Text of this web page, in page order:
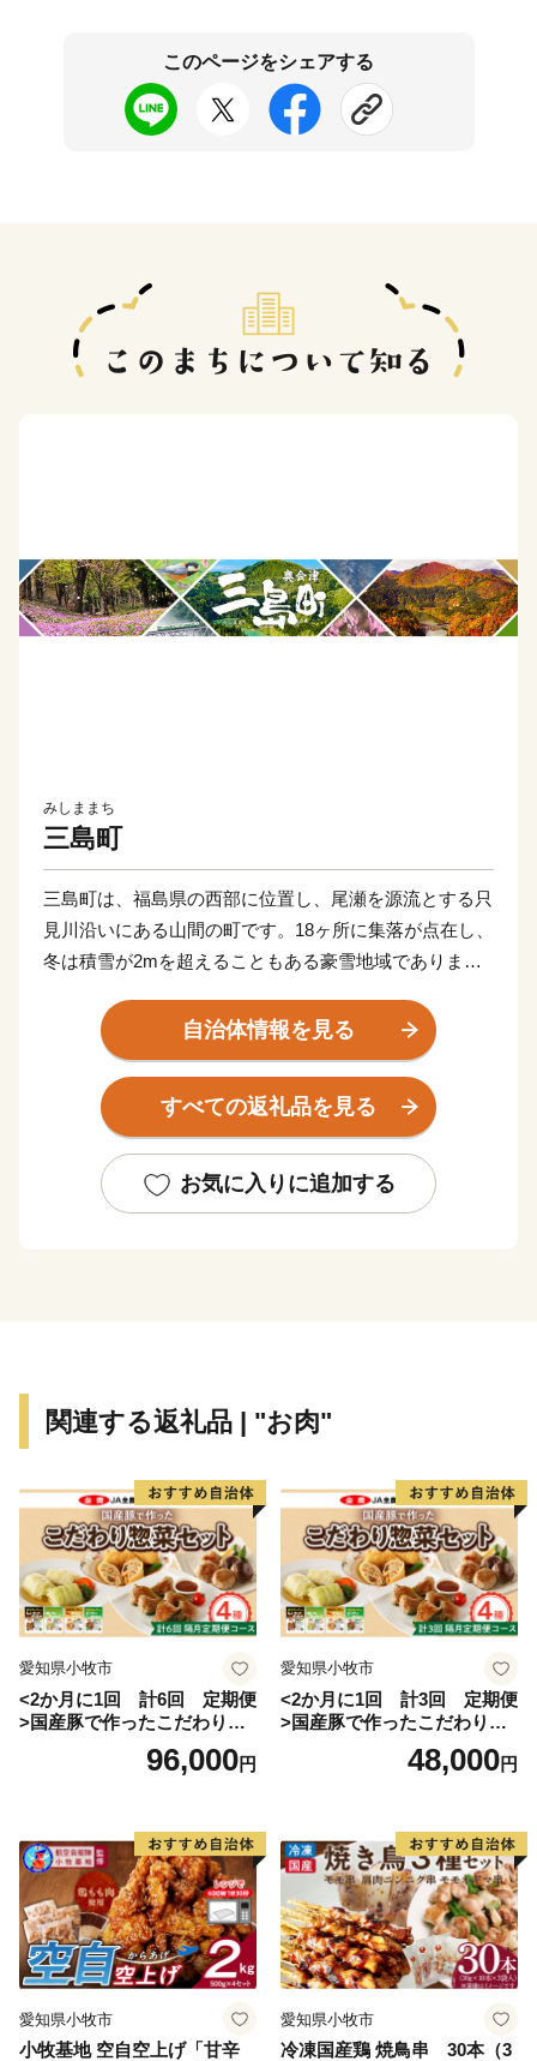
このページをシェアする
みしままち
三島町
三島町は、福島県の西部に位置し、尾瀬を源流とする只
見川沿いにある山間の町です。18ヶ所に集落が点在し、
冬は積雪が2mを超えることもある豪雪地域でありま
古くから「会津桐」の産地として知られ、町内随所に
植えられており、春には一斉に薄紫の花を咲かせます。
また只見川に沿ってJR只見線が走り、渓谷と鉄道が織
雪国ならではの民具作りの知恵や、暮らしに根付く民
自治体情報を見る
すべての返礼品を見る
お気に入りに追加する
関連する返礼品 | "お肉"
愛知県小牧市
<2か月に1回 計6回 定期便
>国産豚で作ったこだわり惣
96,000円
愛知県小牧市
<2か月に1回 計3回 定期便
>国産豚で作ったこだわり惣
48,000円
愛知県小牧市
小牧基地 空自空上げ「甘辛
愛知県小牧市
冷凍国産鶏 焼鳥串 30本（3